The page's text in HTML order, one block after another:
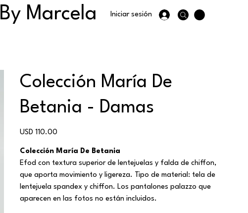
By Marcela Iniciar sesión
Colección María De
Betania - Damas
Precio
USD 110.00
Colección María De Betania
Efod con textura superior de lentejuelas y falda de chiffon,
que aporta movimiento y ligereza. Tipo de material: tela de
lentejuela spandex y chiffon. Los pantalones palazzo que
aparecen en las fotos no están incluidos.